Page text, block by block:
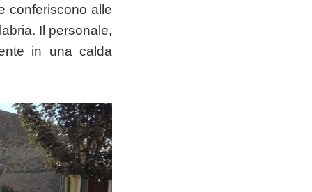
conferiscono alle
Il personale,
in una calda